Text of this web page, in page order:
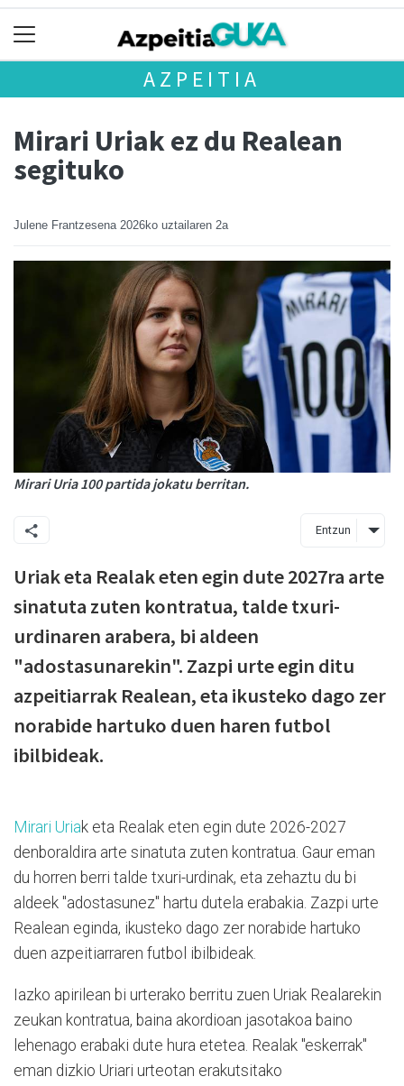
AZPEITIA
Mirari Uriak ez du Realean
segituko
Julene Frantzesena 2026ko uztailaren 2a
Mirari Uria 100 partida jokatu berritan.
Entzun
Uriak eta Realak eten egin dute 2027ra arte
sinatuta zuten kontratua, talde txuri-
urdinaren arabera, bi aldeen
"adostasunarekin". Zazpi urte egin ditu
azpeitiarrak Realean, eta ikusteko dago zer
norabide hartuko duen haren futbol
ibilbideak.
Mirari Uriak eta Realak eten egin dute 2026-2027
denboraldira arte sinatuta zuten kontratua. Gaur eman
du horren berri talde txuri-urdinak, eta zehaztu du bi
aldeek "adostasunez" hartu dutela erabakia. Zazpi urte
Realean eginda, ikusteko dago zer norabide hartuko
duen azpeitiarraren futbol ibilbideak.
Iazko apirilean bi urterako berritu zuen Uriak Realarekin
zeukan kontratua, baina akordioan jasotakoa baino
lehenago erabaki dute hura etetea. Realak "eskerrak"
eman dizkio Uriari urteotan erakutsitako